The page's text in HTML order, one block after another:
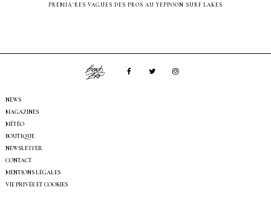
PREMIÃ¨RES VAGUES DES PROS AU YEPPOON SURF LAKES
NEWS
MAGAZINES
MÉTÉO
BOUTIQUE
NEWSLETTER
CONTACT
MENTIONS LÉGALES
VIE PRIVÉE ET COOKIES